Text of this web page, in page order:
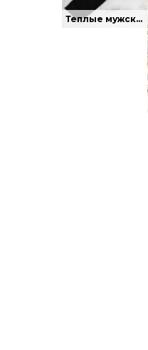
Теплые мужские леггинсы (гамаши) из хлопка.